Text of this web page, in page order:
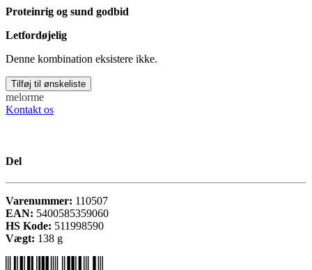
Proteinrig og sund godbid
Letfordøjelig
Denne kombination eksistere ikke.
Tilføj til ønskeliste
melorme
Kontakt os
Del
Varenummer: 110507
EAN: 5400585359060
HS Kode: 511998590
Vægt: 138 g